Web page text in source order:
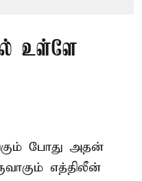
உள்ளே
போது அதன்
எத்திலீன்